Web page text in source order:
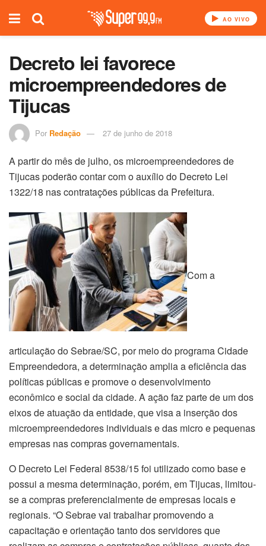
AO VIVO
Decreto lei favorece
microempreendedores de
Tijucas
Por Redação 27 de junho de 2018
A partir do mês de julho, os microempreendedores de
Tijucas poderão contar com o auxílio do Decreto Lei
1322/18 nas contratações públicas da Prefeitura.
Com a
articulação do Sebrae/SC, por meio do programa Cidade
Empreendedora, a determinação amplia a eficiência das
políticas públicas e promove o desenvolvimento
econômico e social da cidade. A ação faz parte de um dos
eixos de atuação da entidade, que visa a inserção dos
microempreendedores individuais e das micro e pequenas
empresas nas compras governamentais.
O Decreto Lei Federal 8538/15 foi utilizado como base e
possui a mesma determinação, porém, em Tijucas, limitou-
se a compras preferencialmente de empresas locais e
regionais. “O Sebrae vai trabalhar promovendo a
capacitação e orientação tanto dos servidores que